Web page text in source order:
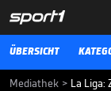
ÜBERSICHT
Mediathek > La Liga: